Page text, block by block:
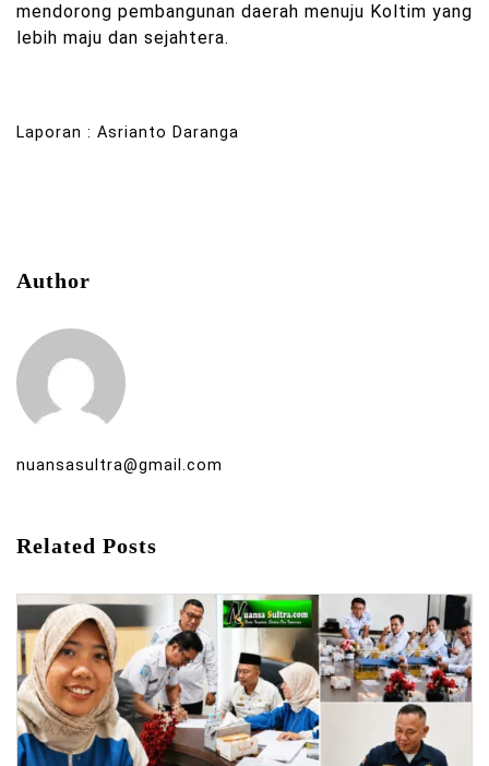
mendorong pembangunan daerah menuju Koltim yang
lebih maju dan sejahtera.
Laporan : Asrianto Daranga
Author
nuansasultra@gmail.com
Related Posts